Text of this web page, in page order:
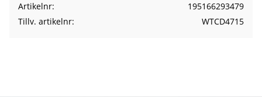
Artikelnr
195166293479
Tillv. artikelnr
WTCD4715